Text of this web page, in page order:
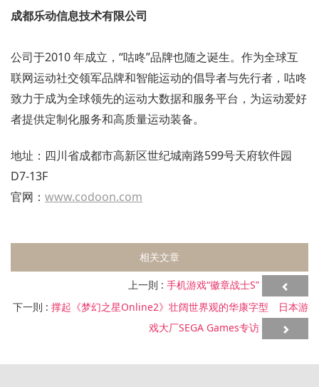
成都乐动信息技术有限公司
公司于2010 年成立，“咕咚”品牌也随之诞生。作为全球互
联网运动社交领军品牌和智能运动的倡导者与先行者，咕咚
致力于成为全球领先的运动大数据和服务平台，为运动爱好
者提供定制化服务和高质量运动装备。
地址：四川省成都市高新区世纪城南路599号天府软件园
D7-13F
官网： www.codoon.com
相关文章
上一則 : 手机游戏“徽章战士S”
下一則 : 撑起《梦幻之星Online2》壮阔世界观的华康字型 日本游
戏大厂SEGA Games专访